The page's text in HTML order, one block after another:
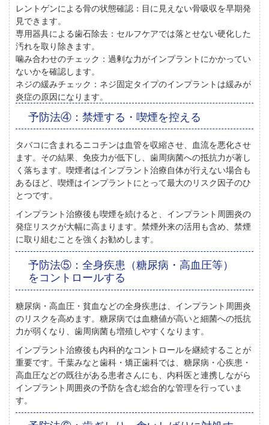
レントゲンによる骨の状態確認： 目に見えない骨吸収を早期発
見できます。
専用器具による歯石除去： セルフケアでは落とせない硬化した
汚れを取り除きます。
噛み合わせのチェック：過剰な力がインプラントにかかってい
ないかを確認します。
ネジの緩みチェック： ネジ固定タイプのインプラントは緩みが
炎症の原因になります。
予防法④：禁煙する・喫煙を控える
タバコに含まれるニコチンは血管を収縮させ、血流を悪化させ
ます。その結果、免疫力が低下し、歯周病菌への抵抗力が著し
く落ちます。喫煙者はインプラント治療自体が行えない場合も
あるほど、喫煙はインプラントにとって最大のリスク因子のひ
とつです。
インプラント治療後も喫煙を続けると、インプラント周囲炎の
発症リスクが大幅に高まります。禁煙外来の活用も含め、禁煙
に取り組むことを強くお勧めします。
予防法⑤：全身疾患（糖尿病・高血圧等）
をコントロールする
糖尿病・高血圧・貧血などの全身疾患は、インプラント周囲炎
のリスクを高めます。糖尿病では血糖値が高いと細菌への抵抗
力が弱くなり
、歯周病菌も増殖しやすくなります。
インプラント治療後も内科的なコントロールを継続することが
重要です。千葉みなと歯科・矯正歯科では、糖尿病・心疾患・
高血圧などの既往がある患者さんにも、 内科医と連携しながら
インプラント周囲炎の予防を含む総合的な管理を行っていま
す。